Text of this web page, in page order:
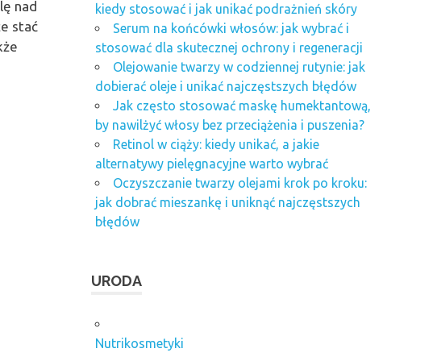
nad
stać
kiedy stosować i jak unikać podrażnień skóry
Serum na końcówki włosów: jak wybrać i
stosować dla skutecznej ochrony i regeneracji
Olejowanie twarzy w codziennej rutynie: jak
dobierać oleje i unikać najczęstszych błędów
Jak często stosować maskę humektantową,
by nawilżyć włosy bez przeciążenia i puszenia?
Retinol w ciąży: kiedy unikać, a jakie
alternatywy pielęgnacyjne warto wybrać
Oczyszczanie twarzy olejami krok po kroku:
jak dobrać mieszankę i uniknąć najczęstszych
błędów
URODA
Nutrikosmetyki